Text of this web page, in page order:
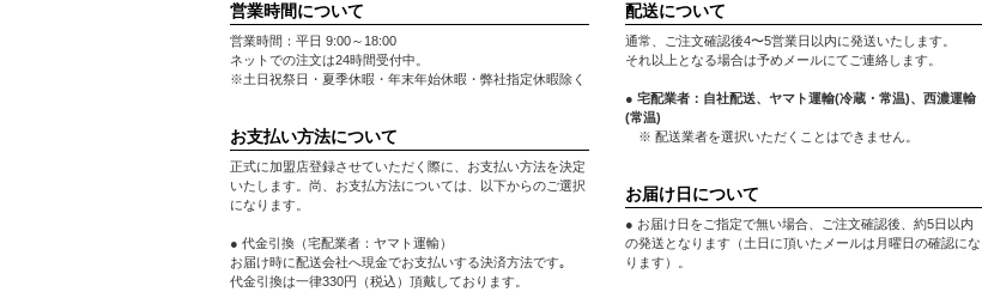
営業時間について
営業時間：平日 9:00～18:00
ネットでの注文は24時間受付中。
※土日祝祭日・夏季休暇・年末年始休暇・弊社指定休暇除く
お支払い方法について
正式に加盟店登録させていただく際に、お支払い方法を決定
いたします。尚、お支払方法については、以下からのご選択
になります。
● 代金引換（宅配業者：ヤマト運輸）
お届け時に配送会社へ現金でお支払いする決済方法です｡
代金引換は一律330円（税込）頂戴しております。
配送について
通常、ご注文確認後4〜5営業日以内に発送いたします。
それ以上となる場合は予めメールにてご連絡します。
● 宅配業者：自社配送、ヤマト運輸(冷蔵・常温)、西濃運輸
(常温)
※ 配送業者を選択いただくことはできません。
お届け日について
● お届け日をご指定で無い場合、ご注文確認後、約5日以内
の発送となります（土日に頂いたメールは月曜日の確認にな
ります）。